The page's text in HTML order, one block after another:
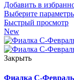
Добавить в
Выберите
Быстрый просмотр
New
Закрыть
Фиалка С-Февраль